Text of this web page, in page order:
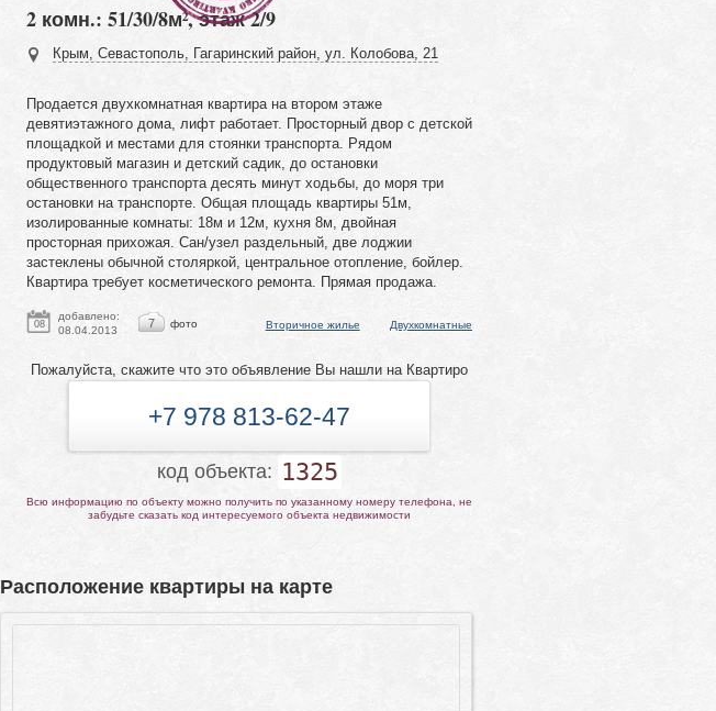
2 комн.: 51/30/8м², этаж 2/9
Крым, Севастополь, Гагаринский район, ул. Колобова, 21
Продается двухкомнатная квартира на втором этаже
девятиэтажного дома, лифт работает. Просторный двор с детской
площадкой и местами для стоянки транспорта. Рядом
продуктовый магазин и детский садик, до остановки
общественного транспорта десять минут ходьбы, до моря три
остановки на транспорте. Общая площадь квартиры 51м,
изолированные комнаты: 18м и 12м, кухня 8м, двойная
просторная прихожая. Сан/узел раздельный, две лоджии
застеклены обычной столяркой, центральное отопление, бойлер.
Квартира требует косметического ремонта. Прямая продажа.
08
добавлено:
08.04.2013
7 фото Вторичное жилье Двухкомнатные
Пожалуйста, скажите что это объявление Вы нашли на Квартиро
+7 978 813-62-47
код объекта: 1325
Всю информацию по объекту можно получить по указанному номеру телефона, не
забудьте сказать код интересуемого объекта недвижимости
Расположение квартиры на карте